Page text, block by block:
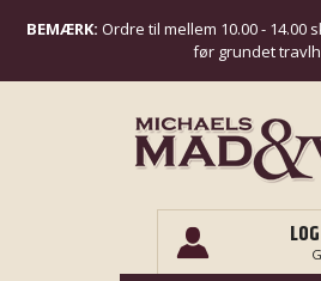
BEMÆRK: Ordre til mellem 10.00 - 14.00
før grundet